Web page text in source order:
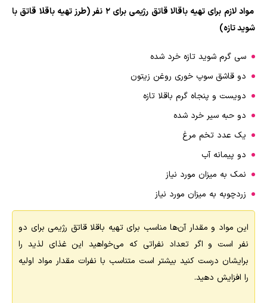
مواد لازم برای تهیه باقالا قاتق رژیمی برای 2 نفر (طرز تهیه باقلا قاتق با
شوید تازه)
سی گرم شوید تازه خرد شده
دو قاشق سوپ خوری روغن زیتون
دویست و پنجاه گرم باقلا تازه
دو حبه سیر خرد شده
یک عدد تخم مرغ
دو پیمانه آب
نمک به میزان مورد نیاز
زردچوبه به میزان مورد نیاز
این مواد و مقدار آن‌ها مناسب برای تهیه باقلا قاتق رژیمی برای دو
نفر است و اگر تعداد نفراتی که می‌خواهید این غذای لذید را
برایشان درست کنید بیشتر است متناسب با نفرات مقدار مواد اولیه
را افزایش دهید.